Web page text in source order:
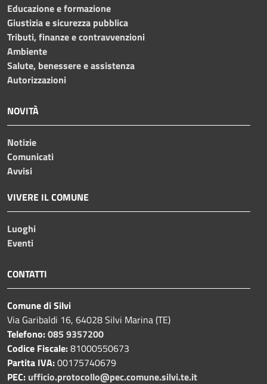
Educazione e formazione
Giustizia e sicurezza pubblica
Tributi, finanze e contravvenzioni
Ambiente
Salute, benessere e assistenza
Autorizzazioni
NOVITÀ
Notizie
Comunicati
Avvisi
VIVERE IL COMUNE
Luoghi
Eventi
CONTATTI
Comune di Silvi
Via Garibaldi 16, 64028 Silvi Marina (TE)
Telefono:085 9357200
Codice Fiscale:81000550673
Partita IVA:00175740679
PEC: ufficio.protocollo@pec.comune.silvi.te.it